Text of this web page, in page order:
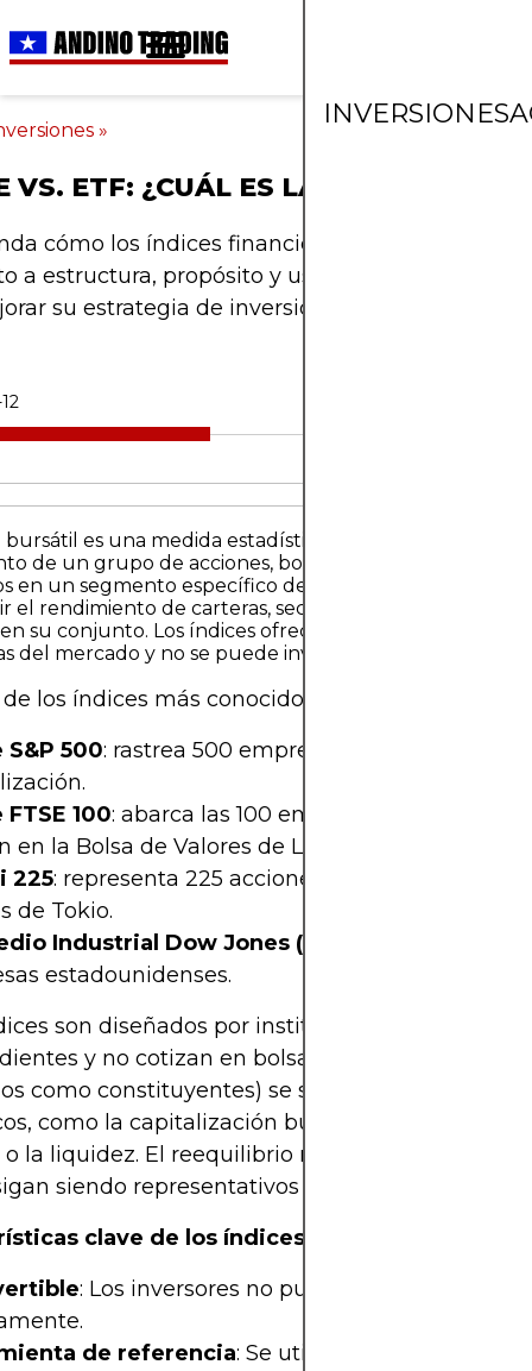
INVERSIONES
»
VS. ETF: ¿CUÁL ES LA DIFERENCIA
cómo los índices financieros se diferencian
a estructura, propósito y uso. Utilice esta guía
su estrategia de inversión.
es una medida estadística que representa el
de un grupo de acciones, bonos u otros
en un segmento específico del mercado. Sirve como
el rendimiento de carteras, sectores, clases de activos
su conjunto. Los índices ofrecen una visión general
del mercado y no se puede invertir directamente en
los índices más conocidos incluyen:
500: rastrea 500 empresas
100: abarca las 100 empresas más
en la Bolsa de Valores de Londres.
225: representa 225 acciones principales en la
de Tokio.
Industrial Dow Jones (DJIA)
estadounidenses.
son diseñados por instituciones financieras
y no cotizan en bolsa. Sus componentes
como constituyentes) se seleccionan según
como la capitalización bursátil, la
la liquidez. El reequilibrio regular garantiza
siendo representativos de sus mercados
clave de los índices:
: Los inversores no pueden comprar un
de referencia: Se utiliza para comparar el